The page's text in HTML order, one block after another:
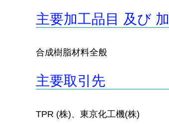
主要加工品目 及び
合成樹脂材料全般
主要取引先
TPR (株)、東京化工機(株)